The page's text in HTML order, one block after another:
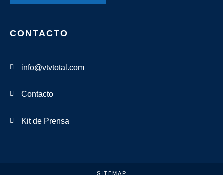
CONTACTO
info@vtvtotal.com
Contacto
Kit de Prensa
SITEMAP